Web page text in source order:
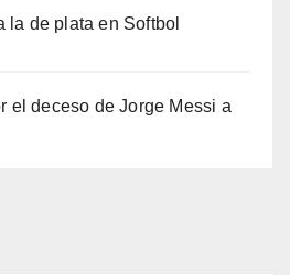
la de plata en Softbol
el deceso de Jorge Messi a